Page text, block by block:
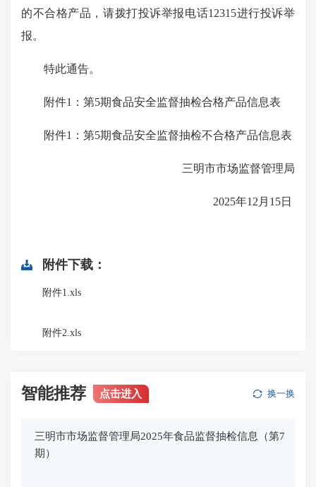
的不合格产品，请拨打投诉举报电话12315进行投诉举
报。
特此通告。
附件1：第5期食品安全监督抽检合格产品信息表
附件1：第5期食品安全监督抽检不合格产品信息表
三明市市场监督管理局
2025年12月15日
附件下载：
附件1.xls
附件2.xls
智能推荐 点击进入 换一换
三明市市场监督管理局2025年食品监督抽检信息（第7
期）